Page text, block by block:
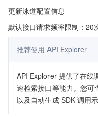
更新泳道配置信息
默认接口请求频率限制：20
推荐使用 API Explorer
API Explorer 提供了在线
速检索接口等能力。您可
以及自动生成 SDK 调用示